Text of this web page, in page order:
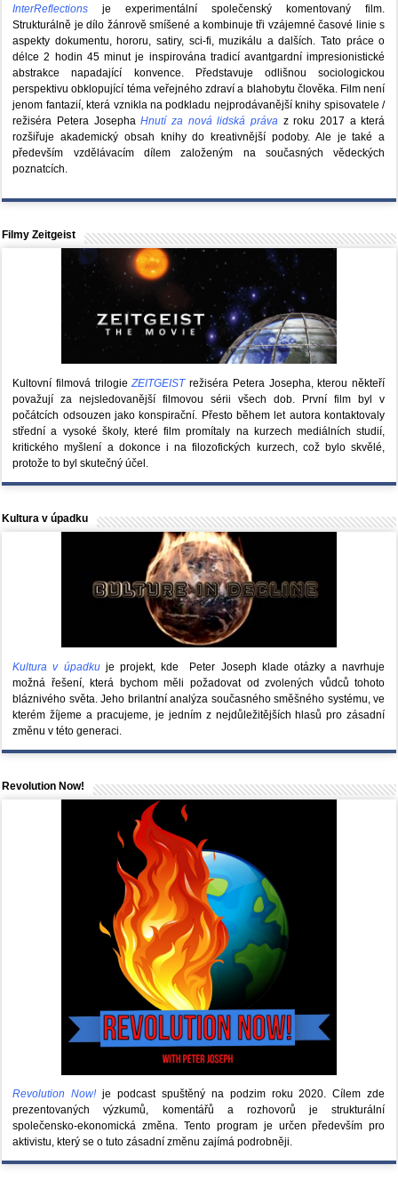
InterReflections je experimentální společenský komentovaný film.
Strukturálně je dílo žánrově smíšené a kombinuje tři vzájemné časové linie s
aspekty dokumentu, hororu, satiry, sci-fi, muzikálu a dalších. Tato práce o
délce 2 hodin 45 minut je inspirována tradicí avantgardní impresionistické
abstrakce napadající konvence. Představuje odlišnou sociologickou
perspektivu obklopující téma veřejného zdraví a blahobytu člověka. Film není
jenom fantazií, která vznikla na podkladu nejprodávanější knihy spisovatele /
režiséra Petera JosephaHnutí za nová lidská práva z roku 2017 a která
rozšiřuje akademický obsah knihy do kreativnější podoby. Ale je také a
především vzdělávacím dílem založeným na současných vědeckých
poznatcích.
Filmy Zeitgeist
Kultovní filmová trilogieZEITGEISTrežiséra Petera Josepha, kterou někteří
považují za nejsledovanější filmovou sérii všech dob. První film byl v
počátcích odsouzen jako konspirační. Přesto během let autora kontaktovaly
střední a vysoké školy, které film promítaly na kurzech mediálních studií,
kritického myšlení a dokonce i na filozofických kurzech, což bylo skvělé,
protože to byl skutečný účel.
Kultura v úpadku
Kultura v úpadkuje projekt, kde Peter Joseph klade otázky a navrhuje
možná řešení, která bychom měli požadovat od zvolených vůdců tohoto
bláznivého světa. Jeho brilantní analýza současného směšného systému, ve
kterém žíjeme a pracujeme, je jedním z nejdůležitějších hlasů pro zásadní
změnu v této generaci.
Revolution Now!
Revolution Now! je podcast spuštěný na podzim roku 2020.Cílem zde
prezentovaných výzkumů, komentářů a rozhovorů je strukturální
společensko-ekonomická změna. Tento program je určen především pro
aktivistu, který se o tuto zásadní změnu zajímá podrobněji.